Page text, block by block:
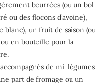
beurrées (ou un bol
ou des flocons d’avoine),
blanc), un fruit de saison (ou
en bouteille pour la
de mi-légumes
part de fromage ou un